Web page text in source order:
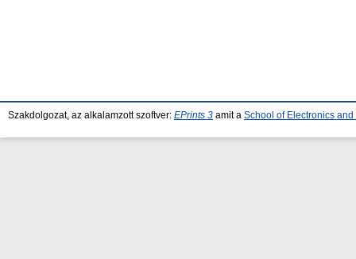
Szakdolgozat, az alkalamzott szoftver: EPrints 3 amit a School of Electronics